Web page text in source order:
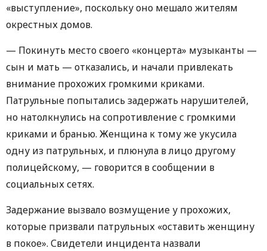
«выступление», поскольку оно мешало жителям
окрестных домов.
— Покинуть место своего «концерта» музыканты —
сын и мать — отказались, и начали привлекать
внимание прохожих громкими криками.
Патрульные попытались задержать нарушителей,
но натолкнулись на сопротивление с громкими
криками и бранью. Женщина к тому же укусила
одну из патрульных, и плюнула в лицо другому
полицейскому, — говорится в сообщении в
социальных сетях.
Задержание вызвало возмущение у прохожих,
которые призвали патрульных «оставить женщину
в покое». Свидетели инцидента назвали